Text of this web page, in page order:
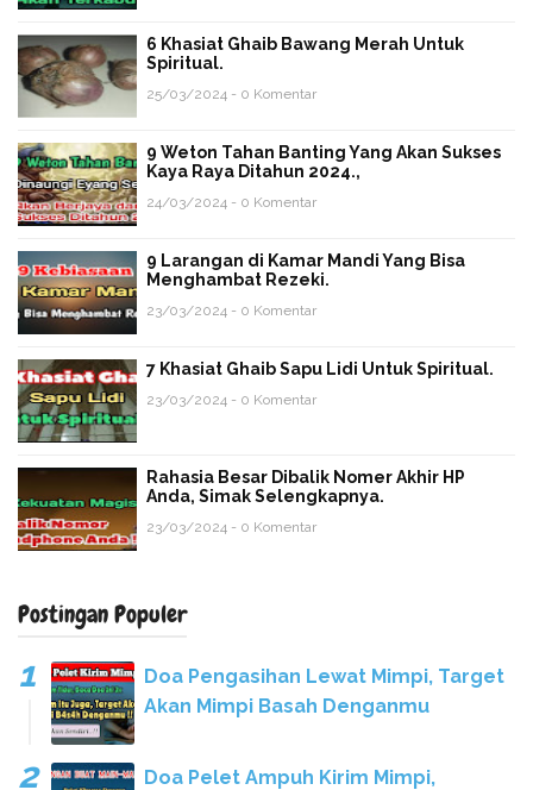
6 Khasiat Ghaib Bawang Merah Untuk
Spiritual.
25/03/2024 - 0 Komentar
9 Weton Tahan Banting Yang Akan Sukses
Kaya Raya Ditahun 2024.,
24/03/2024 - 0 Komentar
9 Larangan di Kamar Mandi Yang Bisa
Menghambat Rezeki.
23/03/2024 - 0 Komentar
7 Khasiat Ghaib Sapu Lidi Untuk Spiritual.
23/03/2024 - 0 Komentar
Rahasia Besar Dibalik Nomer Akhir HP
Anda, Simak Selengkapnya.
23/03/2024 - 0 Komentar
Postingan Populer
Doa Pengasihan Lewat Mimpi, Target
Akan Mimpi Basah Denganmu
Doa Pelet Ampuh Kirim Mimpi,